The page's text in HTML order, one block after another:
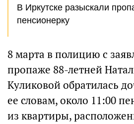
В Иркутске разыскали
пенсионерку
8 марта в полицию с
пропаже 88-летней
Куликовой обратилась
ее словам, около 11:00
из квартиры,